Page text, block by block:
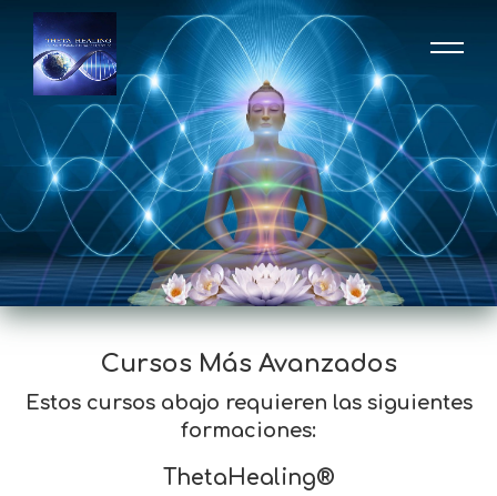
Cursos Más Avanzados
Estos cursos abajo requieren las siguientes
formaciones:
ThetaHealing®